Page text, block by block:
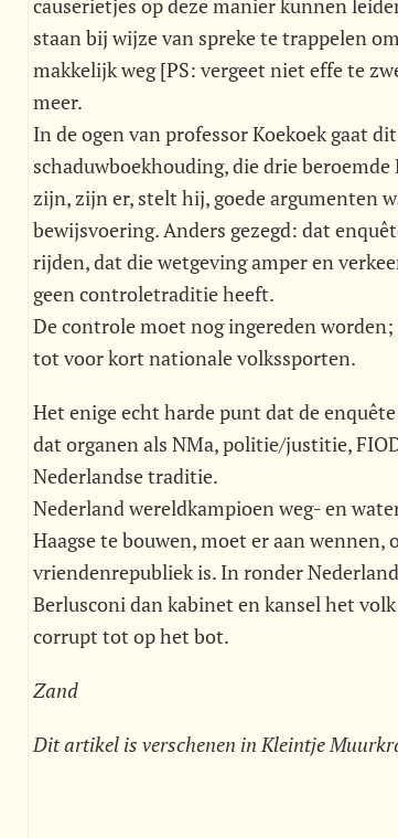
causerietjes op deze manier kunnen
staan bij wijze van spreke te trappelen
makkelijk weg [PS: vergeet niet effe te
meer.
In de ogen van professor Koekoek gaat
schaduwboekhouding, die drie
zijn, zijn er, stelt hij, goede argumenten
bewijsvoering. Anders gezegd: dat
rijden, dat die wetgeving amper en
geen controletraditie heeft.
De controle moet nog ingereden
tot voor kort nationale volkssporten.
Het enige echt harde punt dat de
dat organen als NMa, politie/justitie,
Nederlandse traditie.
Nederland wereldkampioen weg- en
Haagse te bouwen, moet er aan wennen,
vriendenrepubliek is. In ronder
Berlusconi dan kabinet en kansel het
corrupt tot op het bot.
Zand
Dit artikel is verschenen in Kleintje